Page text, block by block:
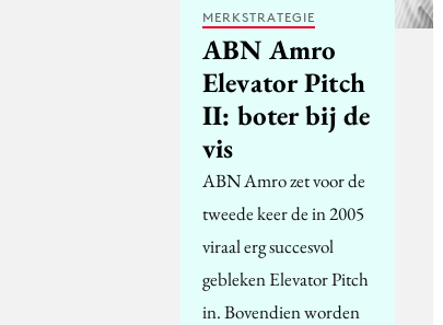
MERKSTRATEGIE
ABN Amro
Elevator Pitch
II: boter bij de
vis
ABN Amro zet voor de
tweede keer de in 2005
viraal erg succesvol
gebleken Elevator Pitch
in. Bovendien worden